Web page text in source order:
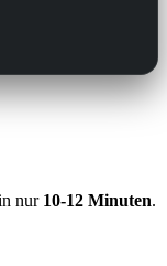
nur 10-12 Minuten.